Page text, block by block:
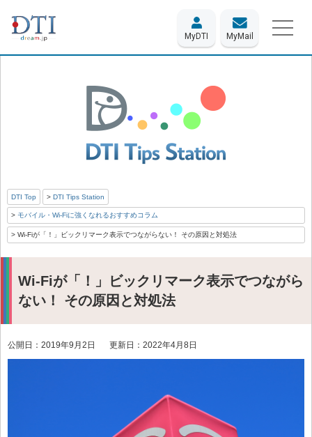
MyDTI MyMail
DTI Top DTI Tips Station
モバイル・Wi-Fiに強くなれるおすすめコラム
Wi-Fiが「！」ビックリマーク表示でつながらない！ その原因と対処法
Wi-Fiが「！」ビックリマーク表示でつながら
ない！ その原因と対処法
公開日：2019年9月2日 更新日：2022年4月8日